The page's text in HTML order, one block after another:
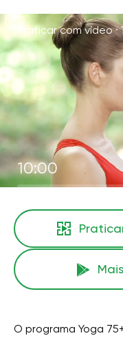
Praticar com vídeo ·
10:00
O programa Yoga